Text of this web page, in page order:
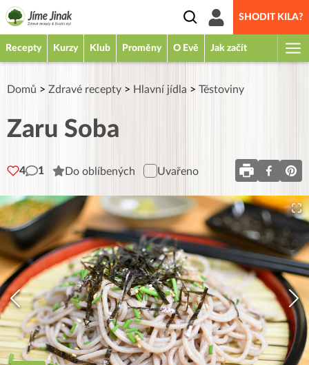
SHODIT KILA?
Recepty Kurzy Klub Proměny O Evě Jak začít
Domů > Zdravé recepty > Hlavní jídla > Těstoviny
Zaru Soba
4 1 Do oblíbených Uvařeno